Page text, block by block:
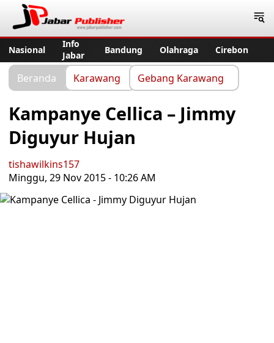
Nasional
Info
Jabar
Bandung Olahraga Cirebon
Beranda Karawang Gebang Karawang
Kampanye Cellica – Jimmy
Diguyur Hujan
tishawilkins157
Minggu, 29 Nov 2015 - 10:26 AM